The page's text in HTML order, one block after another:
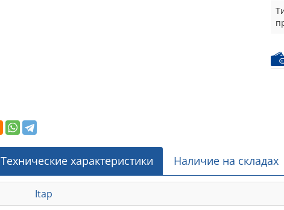
Технические характеристики Наличие на складах
Itap